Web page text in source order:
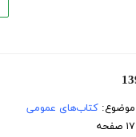
موضوع:کتاب‌های عمومی
۱۷ صفحه